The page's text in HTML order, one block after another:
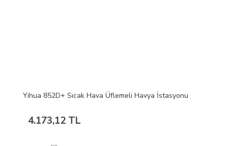
Yihua 852D+ Sıcak Hava Üflemeli Havya İstasyonu
4.173,12 TL